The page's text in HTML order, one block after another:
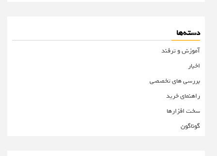
دسته‌ها
آموزش و ترفند
اخبار
بررسی های تخصصی
راهنمای خرید
سخت افزارها
گوناگون